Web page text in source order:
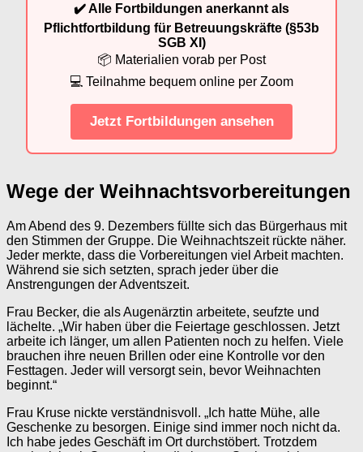
✔️ Alle Fortbildungen anerkannt als
Pflichtfortbildung für Betreuungskräfte (§53b
SGB XI)
📦 Materialien vorab per Post
💻 Teilnahme bequem online per Zoom
Jetzt Fortbildungen ansehen
Wege der Weihnachtsvorbereitungen
Am Abend des 9. Dezembers füllte sich das Bürgerhaus mit
den Stimmen der Gruppe. Die Weihnachtszeit rückte näher.
Jeder merkte, dass die Vorbereitungen viel Arbeit machten.
Während sie sich setzten, sprach jeder über die
Anstrengungen der Adventszeit.
Frau Becker, die als Augenärztin arbeitete, seufzte und
lächelte. „Wir haben über die Feiertage geschlossen. Jetzt
arbeite ich länger, um allen Patienten noch zu helfen. Viele
brauchen ihre neuen Brillen oder eine Kontrolle vor den
Festtagen. Jeder will versorgt sein, bevor Weihnachten
beginnt.“
Frau Kruse nickte verständnisvoll. „Ich hatte Mühe, alle
Geschenke zu besorgen. Einige sind immer noch nicht da.
Ich habe jedes Geschäft im Ort durchstöbert. Trotzdem